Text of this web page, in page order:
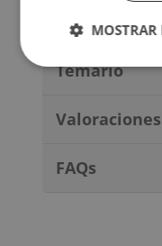
Certificación
Temario
FAQs
MOSTRAR